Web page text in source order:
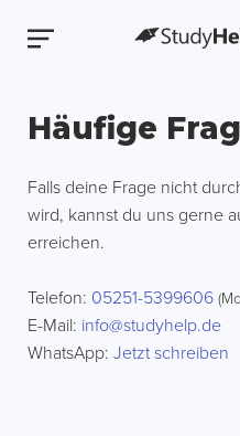
Häufige
Falls deine Frage nicht
wird, kannst du uns gerne
erreichen.
Telefon: 05251-5399606
E-Mail: info@studyhelp.de
WhatsApp: Jetzt schreiben